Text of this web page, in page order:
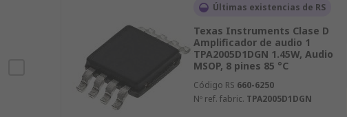
Últimas existencias de RS
Texas Instruments Clase D
Amplificador de audio 1
TPA2005D1DGN 1.45W, Audio
MSOP, 8 pines 85 °C
Código RS 660-6250
Nº ref. fabric. TPA2005D1DGN